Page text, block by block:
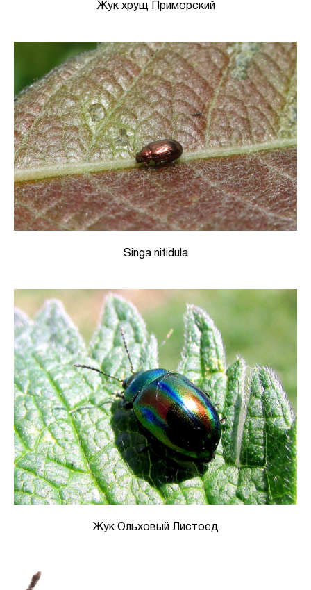
Жук хрущ Приморский
Singa nitidula
Жук Ольховый Листоед